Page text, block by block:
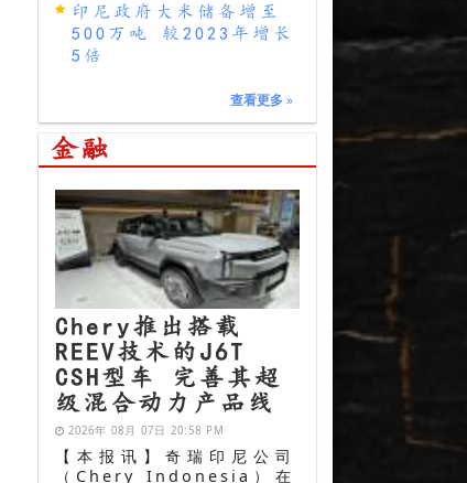
印尼政府大米储备增至
500万吨 较2023年增长
5倍
查看更多 »
金融
Chery推出搭载
REEV技术的J6T
CSH型车 完善其超
级混合动力产品线
2026年 08月 07日 20:58 PM
【本报讯】奇瑞印尼公司
（Chery Indonesia）在